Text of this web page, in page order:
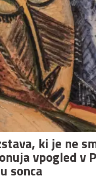
ki je ne
vpogled v
sonca